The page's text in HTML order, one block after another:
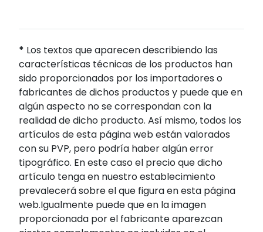
* Los textos que aparecen describiendo las
características técnicas de los productos han
sido proporcionados por los importadores o
fabricantes de dichos productos y puede que en
algún aspecto no se correspondan con la
realidad de dicho producto. Así mismo, todos los
artículos de esta página web están valorados
con su PVP, pero podría haber algún error
tipográfico. En este caso el precio que dicho
artículo tenga en nuestro establecimiento
prevalecerá sobre el que figura en esta página
web.Igualmente puede que en la imagen
proporcionada por el fabricante aparezcan